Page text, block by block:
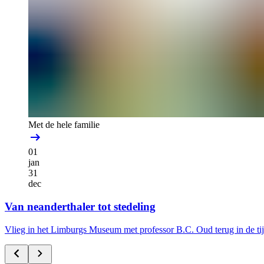
Met de hele familie
01
jan
31
dec
Van neanderthaler tot stedeling
Vlieg in het Limburgs Museum met professor B.C. Oud terug in de